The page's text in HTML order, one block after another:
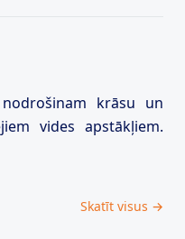
krāsu un
vides apstākļiem.
Skatīt visus →